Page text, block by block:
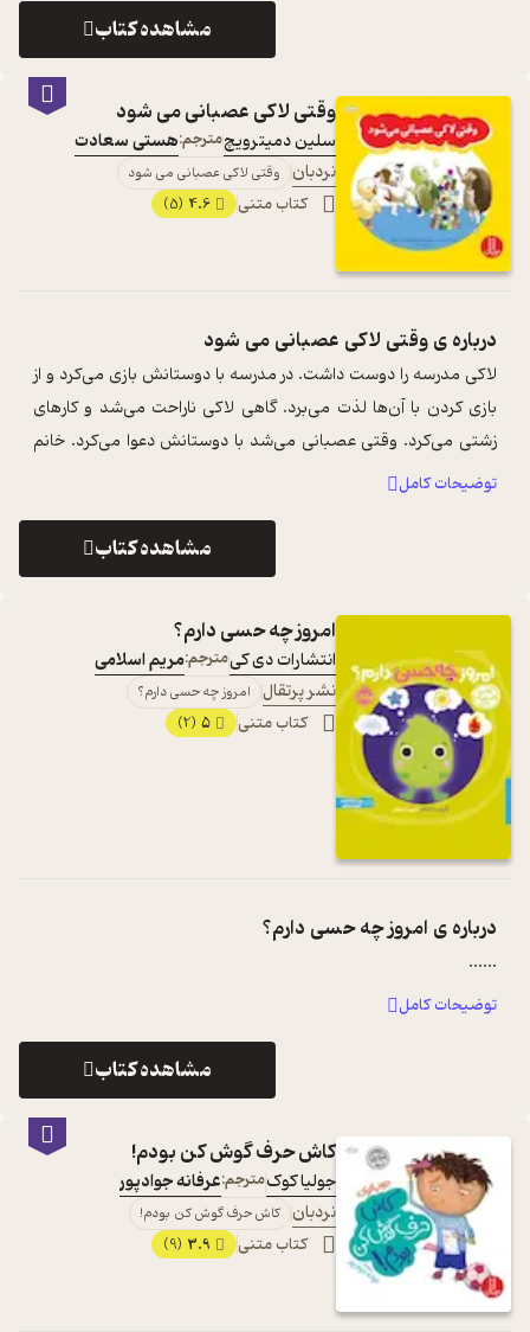
مشاهده کتاب
وقتی لاکی عصبانی می شود
سلین دمیترویچمترجم:هستی سعادت
نردبان
وقتی لاکی عصبانی می شود
کتاب متنی 4.6
(5)
درباره یوقتی لاکی عصبانی می شود
لاکی مدرسه را دوست داشت. در مدرسه با دوستانش بازی می‌کرد و از
بازی کردن با آن‌ها لذت می‌برد. گاهی لاکی ناراحت می‌شد و کارهای
زشتی می‌کرد. وقتی عصبانی می‌شد با دوستانش دعوا می‌کرد. خانم
معلم از لاک‌پشت ...
توضیحات کامل
مشاهده کتاب
امروز چه حسی دارم؟
انتشارات دی کیمترجم:مریم اسلامی
نشر پرتقال
امروز چه حسی دارم؟
کتاب متنی 5
(2)
درباره ی امروز چه حسی دارم؟
...
...
توضیحات کامل
مشاهده کتاب
کاش حرف گوش کن بودم!
جولیا کوکمترجم:عرفانه جوادپور
نردبان کاش حرف گوش کن بودم!
کتاب متنی 3.9
(9)